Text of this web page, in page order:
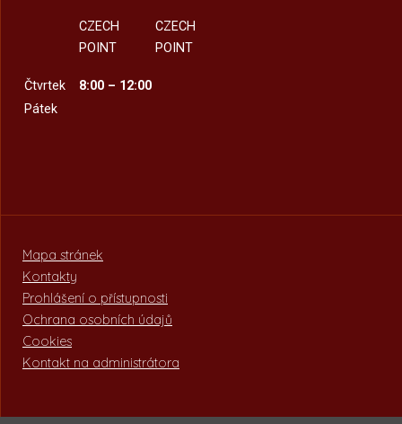
CZECH
POINT
CZECH
POINT
Čtvrtek
8:00 – 12:00
Pátek
Mapa stránek
Kontakty
Prohlášení o přístupnosti
Ochrana osobních údajů
Cookies
Kontakt na administrátora